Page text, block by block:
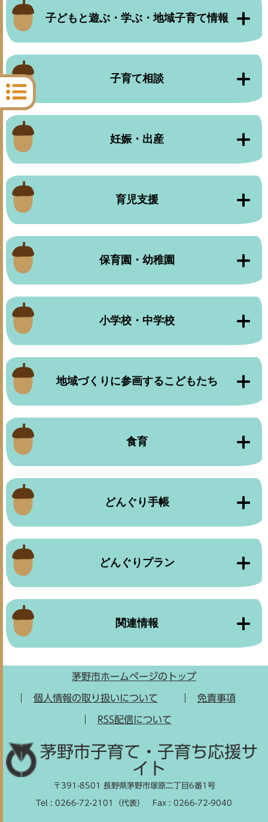
子どもと遊ぶ・学ぶ・地域子育て情報
子育て相談
妊娠・出産
育児支援
保育園・幼稚園
小学校・中学校
地域づくりに参画するこどもたち
食育
どんぐり手帳
どんぐりプラン
関連情報
茅野市ホームページのトップ
個人情報の取り扱いについて 免責事項
RSS配信について
茅野市子育て・子育ち応援サ
イト
〒391-8501 長野県茅野市塚原二丁目6番1号
Tel : 0266-72-2101（代表） Fax : 0266-72-9040